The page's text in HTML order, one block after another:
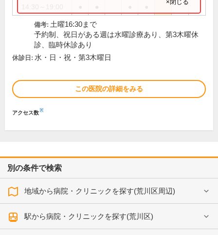
×閉じる
備考: 土曜16:30まで
予約制、祝日がある週は水曜診療あり、第3木曜休
診、臨時休診あり
休診日: 水・日・祝・第3木曜日
この医院の詳細をみる
アクセス数※
別の条件で検索
地域から病院・クリニックを探す(荒川区周辺)
駅から病院・クリニックを探す(荒川区)